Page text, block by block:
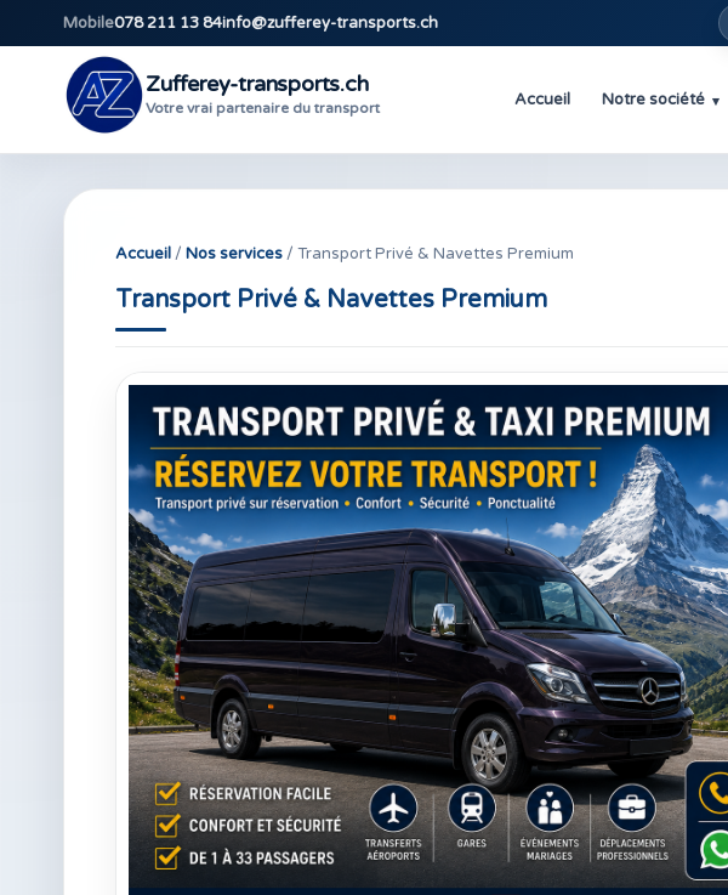
Mobile078 211 13 84info@zufferey-transports.ch
Zufferey-transports.ch
Votre vrai partenaire du transport Accueil Notre société ▾
Accueil / Nos services / Transport Privé & Navettes Premium
Transport Privé & Navettes Premium